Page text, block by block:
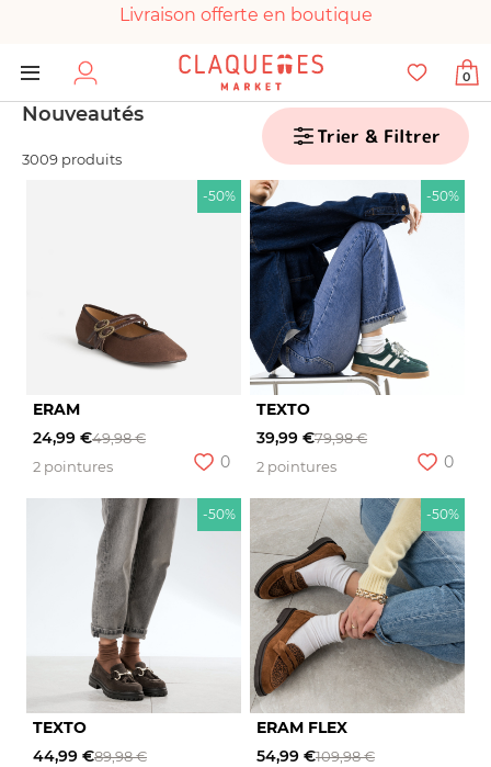
Livraison offerte en boutique
Paiement 100% sécurisé
Chaussures garanties en parfait état
0
Nouveautés
3009 produits
Trier & Filtrer
-50%
ERAM
24,99 €49,98 €
2 pointures
0
-50%
TEXTO
39,99 €79,98 €
2 pointures
0
-50%
TEXTO
44,99 €89,98 €
-50%
ERAM FLEX
54,99 €109,98 €